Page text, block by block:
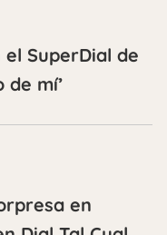
SuperDial de
de mí’
en